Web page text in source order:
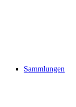
Sammlungen